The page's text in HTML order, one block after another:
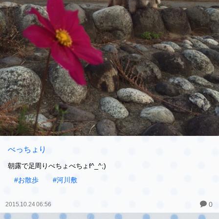
べっちょり
朝露で足周りべちょべちょf^_^;)
#お散歩
#河川敷
2015.10.24 06:56 0